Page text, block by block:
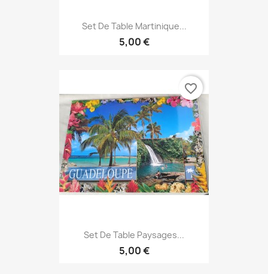
Set De Table Martinique...
5,00 €
Set De Table Paysages...
5,00 €
favorite_border